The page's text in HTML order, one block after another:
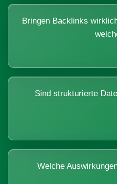
Bringen Backlinks
Sind strukturierte
Welche